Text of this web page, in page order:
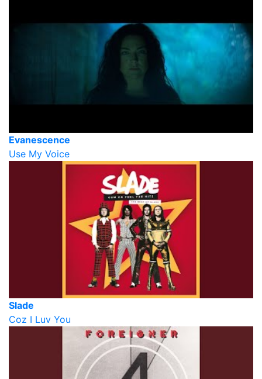
Evanescence
Use My Voice
Slade
Coz I Luv You